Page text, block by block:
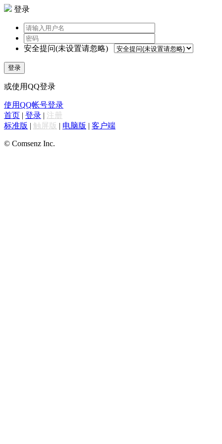
登录
安全提问(未设置请忽略)
登录
或使用QQ登录
使用QQ帐号登录
首页 | 登录 | 注册
标准版 | 触屏版 | 电脑版 | 客户端
© Comsenz Inc.